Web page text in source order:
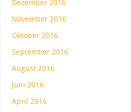
Dezember 2016
November 2016
Oktober 2016
September 2016
August 2016
Juni 2016
April 2016